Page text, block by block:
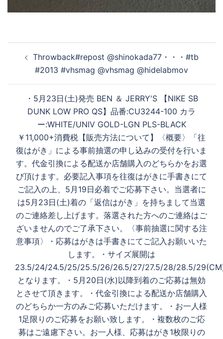
ョ
ン
Throwback#repost @shinokada77・・・#tb
#2013 #vhsmag @vhsmag @hidelabmov
・ 5月23日(土)発売 BEN ＆ JERRY'S 【NIKE SB
DUNK LOW PRO QS】 品番:CU3244-100 カラ
ー:WHITE/UNIV GOLD-LGN PLS-BLACK
￥11,000+消費税 【販売方法について】 〈概要〉 「往
復はがき」による事前抽選の申し込みの受付を行いま
す。代金引換による配送か店舗購入のどちらかをお選
び頂けます。必要記入事項を往復はがきに手書きにて
ご記入の上、5月19日必着でご応募下さい。 当選者に
は5月23日(土)着の「返信はがき」を持ちまして当選
のご連絡差し上げます。落選された方へのご連絡はご
ざいませんのでご了承下さい。 〈事前抽選に関する注
意事項〉 ・応募はがきは手書きにてご記入お願いいた
します。 ・サイズ展開は
23.5/24/24.5/25/25.5/26/26.5/27/27.5/28/28.5/
となります。 ・5月20日(水)以降到着のご応募は無効
とさせて頂きます。 ・代金引換による配送か店舗購入
のどちらか一方のみご応募いただけます。 ・お一人様
1足限りのご応募をお願い致します。 ・複数枚のご応
募はご遠慮下さい。お一人様、応募はがき1枚限りの